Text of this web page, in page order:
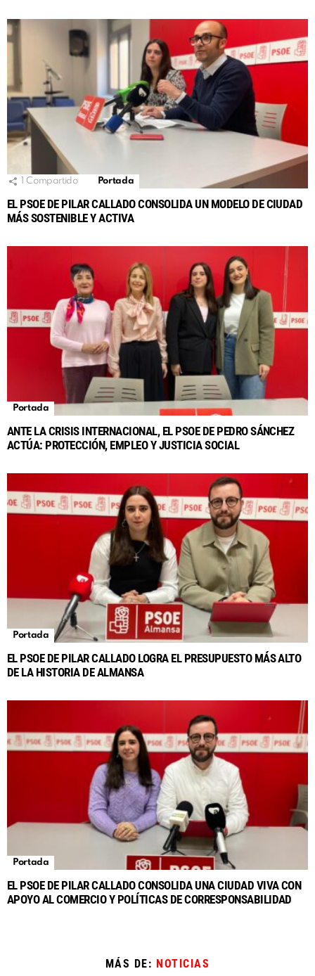
Compartido Portada
EL PSOE DE PILAR CALLADO CONSOLIDA UN MODELO DE CIUDAD
MÁS SOSTENIBLE Y ACTIVA
Portada
ANTE LA CRISIS INTERNACIONAL, EL PSOE DE PEDRO SÁNCHEZ
ACTÚA: PROTECCIÓN, EMPLEO Y JUSTICIA SOCIAL
Portada
EL PSOE DE PILAR CALLADO LOGRA EL PRESUPUESTO MÁS ALTO
DE LA HISTORIA DE ALMANSA
Portada
EL PSOE DE PILAR CALLADO CONSOLIDA UNA CIUDAD VIVA CON
APOYO AL COMERCIO Y POLÍTICAS DE CORRESPONSABILIDAD
MÁS DE: NOTICIAS